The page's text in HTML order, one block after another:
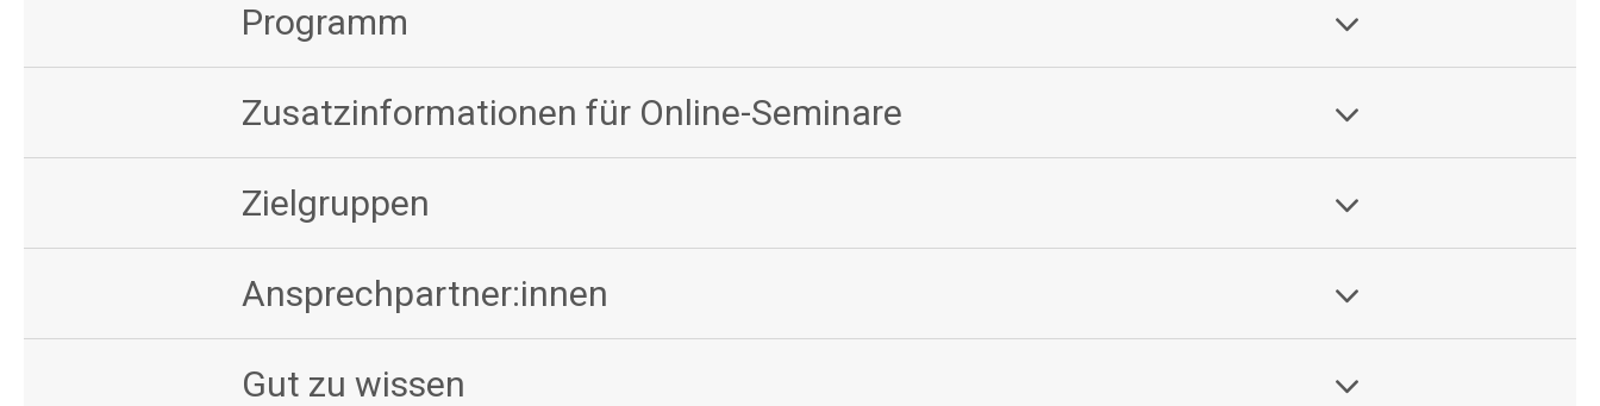
Programm
Zusatzinformationen für Online-Seminare
Zielgruppen
Ansprechpartner:innen
Gut zu wissen